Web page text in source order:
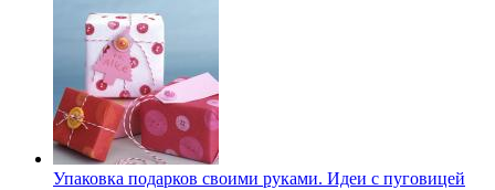
Упаковка подарков своими руками. Идеи с пуговицей